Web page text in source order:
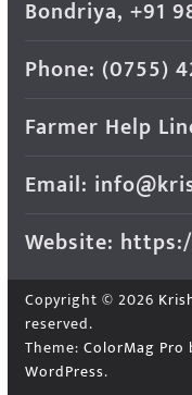
Bondriya, +91
Phone: (0755)
Farmer Help
Email:
Website:
Copyright © 2026
reserved.
Theme: ColorMag Pro
WordPress.